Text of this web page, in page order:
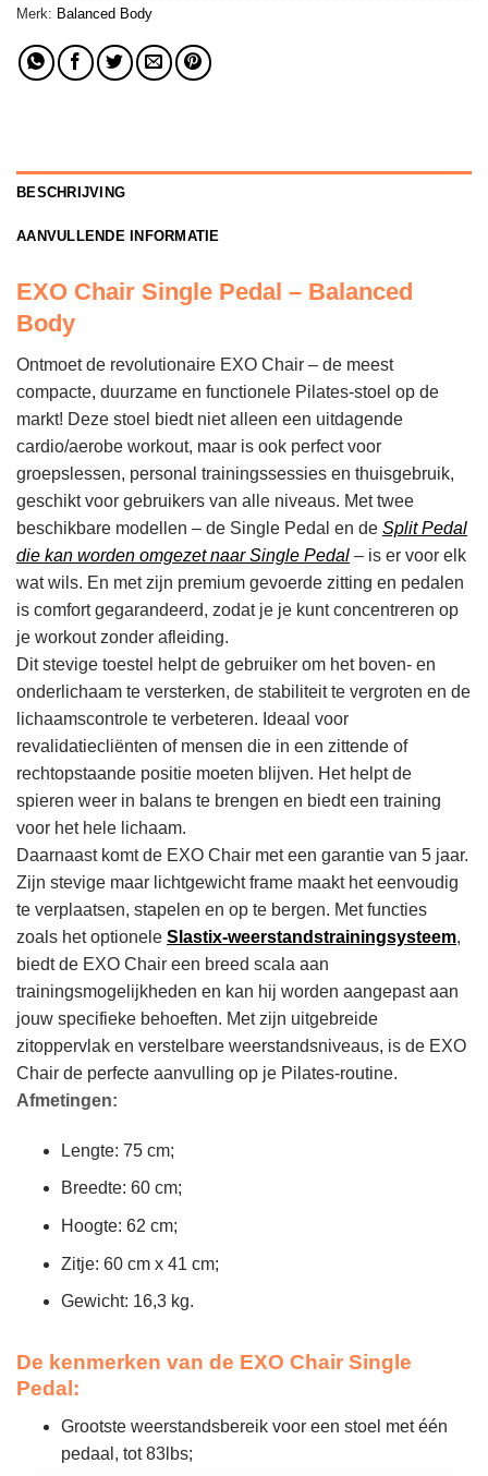
Merk: Balanced Body
BESCHRIJVING
AANVULLENDE INFORMATIE
EXO Chair Single Pedal – Balanced
Body
Ontmoet de revolutionaire EXO Chair – de meest
compacte, duurzame en functionele Pilates-stoel op de
markt! Deze stoel biedt niet alleen een uitdagende
cardio/aerobe workout, maar is ook perfect voor
groepslessen, personal trainingssessies en thuisgebruik,
geschikt voor gebruikers van alle niveaus. Met twee
beschikbare modellen – de Single Pedal en de Split Pedal
die kan worden omgezet naar Single Pedal – is er voor elk
wat wils. En met zijn premium gevoerde zitting en pedalen
is comfort gegarandeerd, zodat je je kunt concentreren op
je workout zonder afleiding.
Dit stevige toestel helpt de gebruiker om het boven- en
onderlichaam te versterken, de stabiliteit te vergroten en de
lichaamscontrole te verbeteren. Ideaal voor
revalidatiecliënten of mensen die in een zittende of
rechtopstaande positie moeten blijven. Het helpt de
spieren weer in balans te brengen en biedt een training
voor het hele lichaam.
Daarnaast komt de EXO Chair met een garantie van 5 jaar.
Zijn stevige maar lichtgewicht frame maakt het eenvoudig
te verplaatsen, stapelen en op te bergen. Met functies
zoals het optionele Slastix-weerstandstrainingsysteem,
biedt de EXO Chair een breed scala aan
trainingsmogelijkheden en kan hij worden aangepast aan
jouw specifieke behoeften. Met zijn uitgebreide
zitoppervlak en verstelbare weerstandsniveaus, is de EXO
Chair de perfecte aanvulling op je Pilates-routine.
Afmetingen:
Lengte: 75 cm;
Breedte: 60 cm;
Hoogte: 62 cm;
Zitje: 60 cm x 41 cm;
Gewicht: 16,3 kg.
De kenmerken van de EXO Chair Single
Pedal:
Grootste weerstandsbereik voor een stoel met één
pedaal, tot 83lbs;